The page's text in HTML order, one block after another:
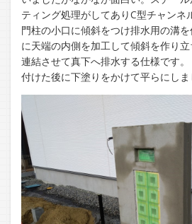
ティング処理がしてありC型チャンネ
門柱の小口に傾斜をつけ排水用の溝
に天端の内側を加工して傾斜を作り
連結させて真下へ排水する仕様です
付けた後に下塗りをかけて平らにしま